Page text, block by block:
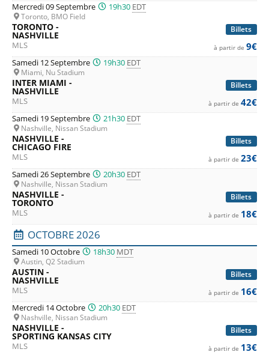
Mercredi 09 Septembre 19h30 EDT
Toronto, BMO Field
Billets
TORONTO -
NASHVILLE
MLS à partir de 9€
Samedi 12 Septembre 19h30 EDT
Miami, Nu Stadium
Billets
INTER MIAMI -
NASHVILLE
MLS à partir de 42€
Samedi 19 Septembre 21h30 EDT
Nashville, Nissan Stadium
Billets
NASHVILLE -
CHICAGO FIRE
MLS à partir de 23€
Samedi 26 Septembre 20h30 EDT
Nashville, Nissan Stadium
Billets
NASHVILLE -
TORONTO
MLS à partir de 18€
OCTOBRE 2026
Samedi 10 Octobre 18h30 MDT
Austin, Q2 Stadium
Billets
AUSTIN -
NASHVILLE
MLS à partir de 16€
Mercredi 14 Octobre 20h30 EDT
Nashville, Nissan Stadium
Billets
NASHVILLE -
SPORTING KANSAS CITY
MLS à partir de 13€